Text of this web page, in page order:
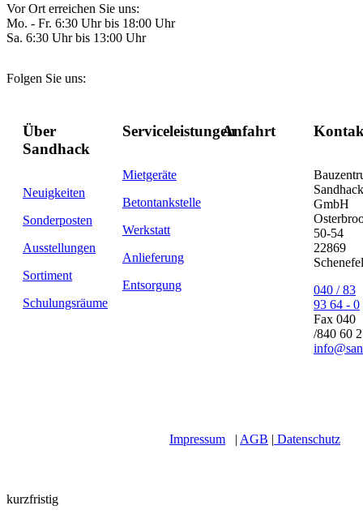
Vor Ort erreichen Sie uns:
Mo. - Fr. 6:30 Uhr bis 18:00 Uhr
Sa. 6:30 Uhr bis 13:00 Uhr
Folgen Sie uns:
Über
Sandhack
Neuigkeiten
Sonderposten
Ausstellungen
Sortiment
Schulungsräume
Serviceleistungen
Mietgeräte
Betontankstelle
Werkstatt
Anlieferung
Entsorgung
Anfahrt
Sandhack
GmbH
50-54
22869
040 / 83
93 64 - 0
Fax 040
/840 60
Impressum | AGB | Datenschutz
kurzfristig